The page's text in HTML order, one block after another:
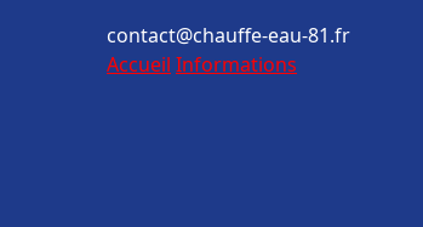
contact@chauffe-eau-81.fr
Accueil Informations